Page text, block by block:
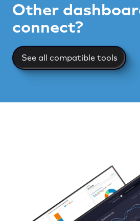
Other
connect?
See all compatible tools
See all